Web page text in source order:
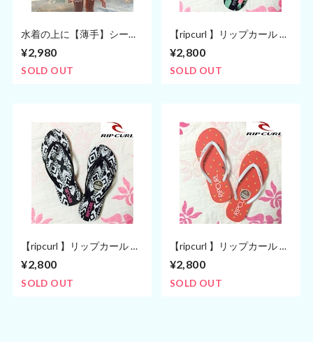
水着の上に【薄手】シース
ンクブラウン(フリーサイ
ズ)
¥2,980
SOLD OUT
【ripcurl 】リップカール ビ
¥2,800
SOLD OUT
【ripcurl 】リップカール ビ
¥2,800
SOLD OUT
【ripcurl 】リップカール ビ
ク
¥2,800
SOLD OUT